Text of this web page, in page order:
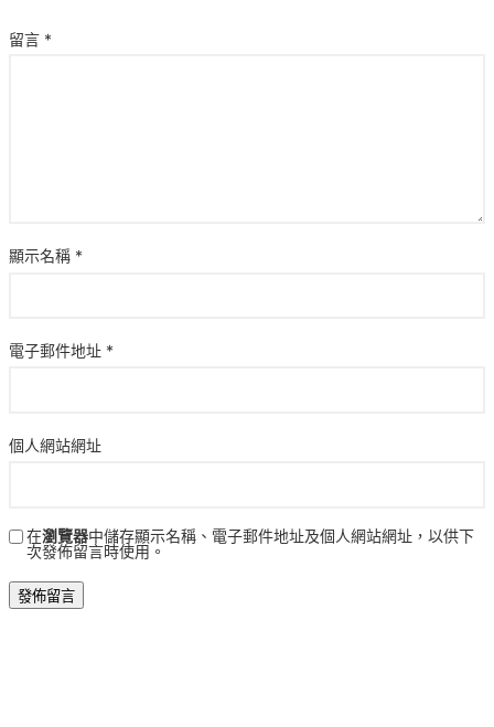
留言 *
顯示名稱 *
電子郵件地址 *
個人網站網址
在瀏覽器中儲存顯示名稱、電子郵件地址及個人網站網址，以供下
次發佈留言時使用。